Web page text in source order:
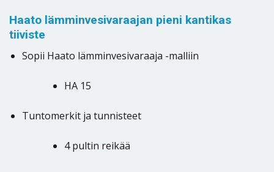
Haato lämminvesivaraajan pieni kantikas
tiiviste
Sopii Haato lämminvesivaraaja -malliin
HA 15
Tuntomerkit ja tunnisteet
4 pultin reikää